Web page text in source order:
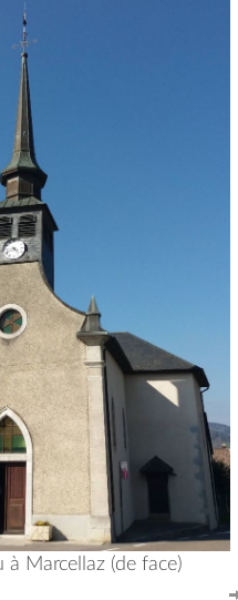
à Marcellaz (de face)